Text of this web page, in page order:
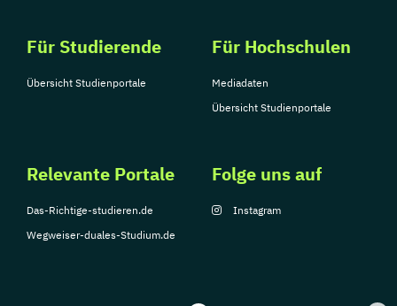
Für Studierende
Übersicht Studienportale
Für Hochschulen
Mediadaten
Übersicht Studienportale
Relevante Portale
Das-Richtige-studieren.de
Wegweiser-duales-Studium.de
Folge uns auf
Instagram